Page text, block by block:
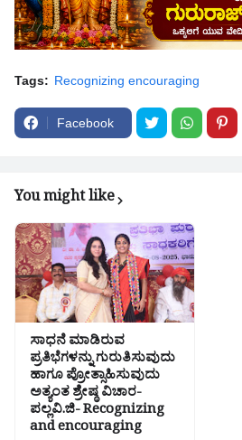
Tags: Recognizing encouraging
Facebook
You might like
ಸಾಧನೆ ಮಾಡಿರುವ
ಪ್ರತಿಭೆಗಳನ್ನು ಗುರುತಿಸುವುದು
ಹಾಗೂ ಪ್ರೋತ್ಸಾಹಿಸುವುದು
ಅತ್ಯಂತ ಶ್ರೇಷ್ಠ ವಿಚಾರ-
ಪಲ್ಲವಿ.ಜಿ- Recognizing
and encouraging